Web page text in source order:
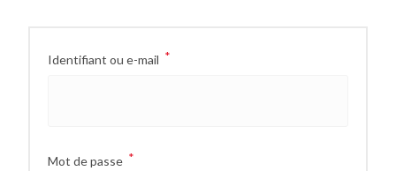
Identifiant ou e-mail *
Mot de passe *